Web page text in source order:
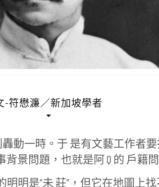
-符懋濂／新加坡學者
動一時。于 是有文藝工作者
景問題，也就是阿 Q 的 戶籍問
明明是“未 莊”，但它在地圖上